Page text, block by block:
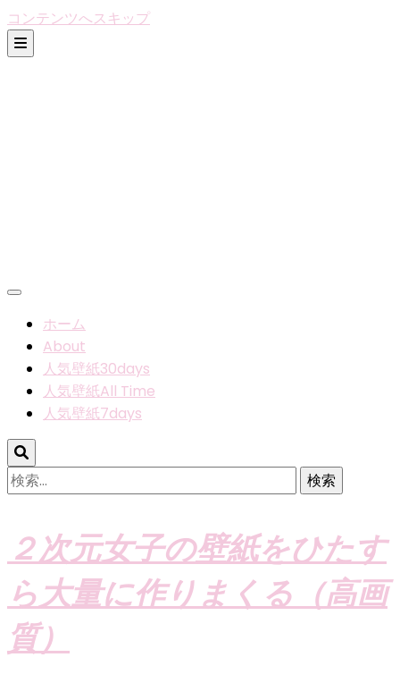
コンテンツへスキップ
ホーム
About
人気壁紙30days
人気壁紙All Time
人気壁紙7days
検
索:
２次元女子の壁紙をひたす
ら大量に作りまくる（高画
質）